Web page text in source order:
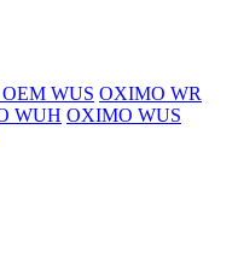
WUS OXIMO WR
WUH OXIMO WUS